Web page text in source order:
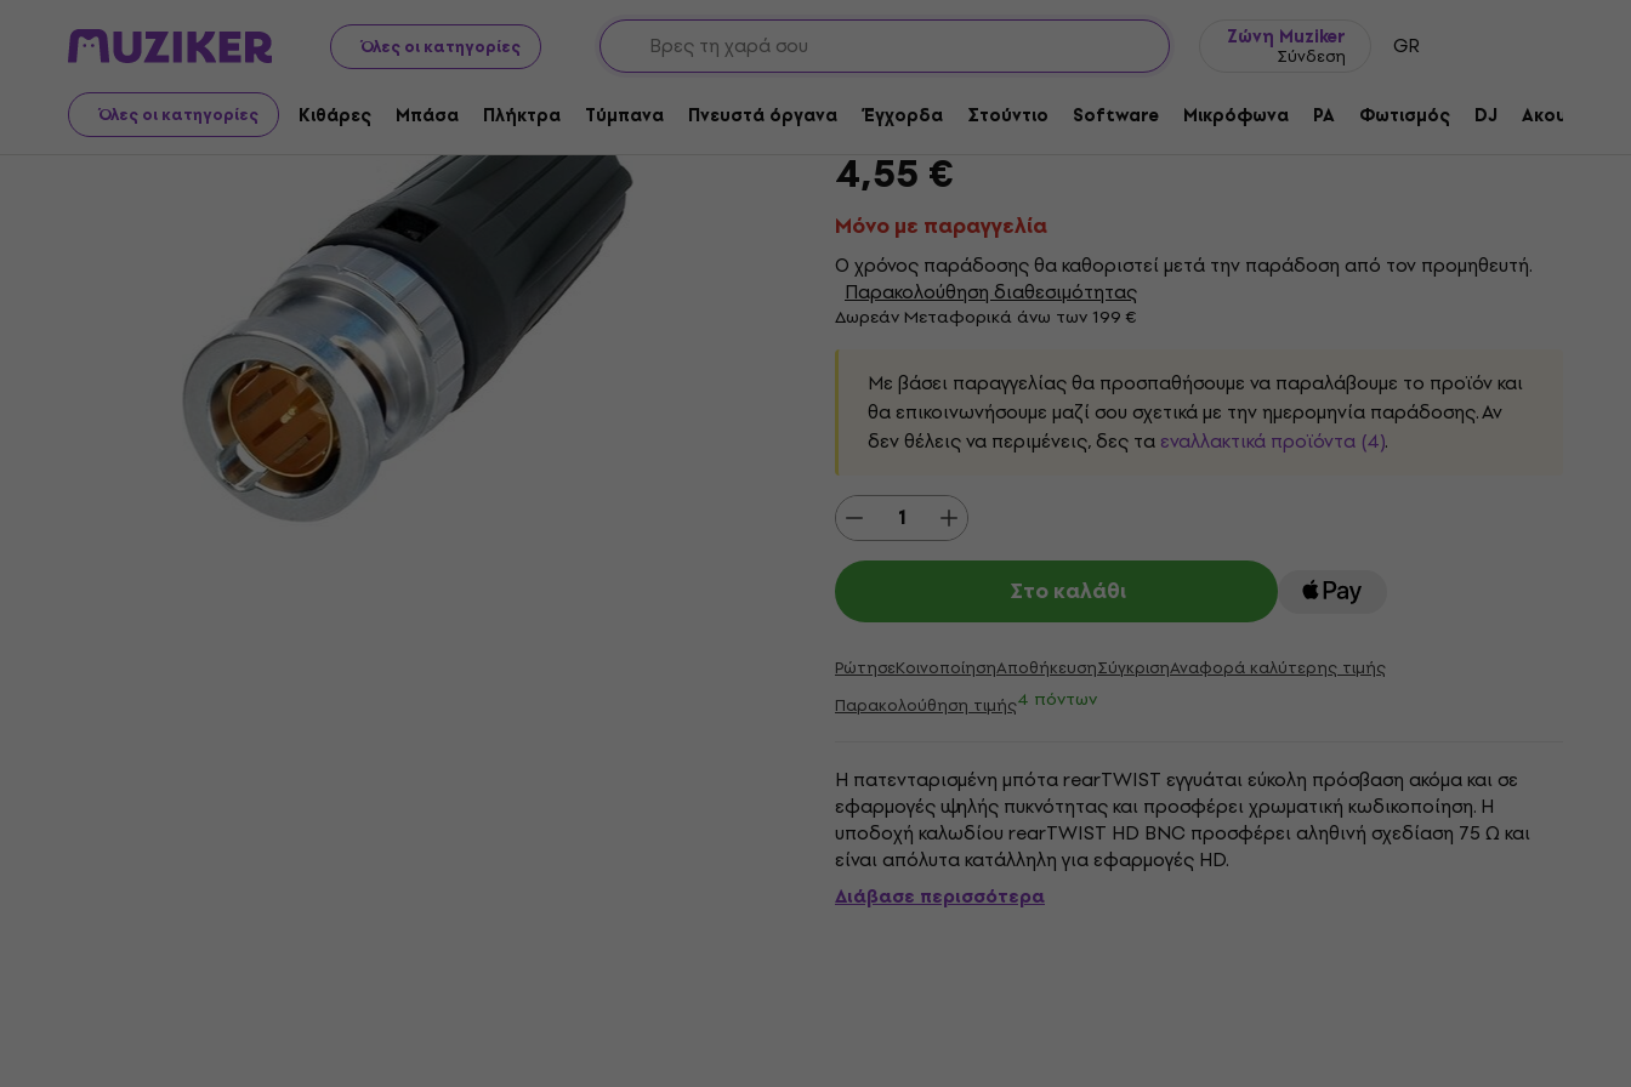
Όλες οι κατηγορίες
Ζώνη Muziker
Σύνδεση GR
Όλες οι κατηγορίες Κιθάρες Μπάσα Πλήκτρα Τύμπανα Πνευστά όργανα Έγχορδα Στούντιο Software Μικρόφωνα PA Φωτισμός DJ Ακουστικά
Μουσικά όργανα Αξεσουάρ Καλώδια, σύνδεσμοι και προσαρμογείς
Neutrik NBNC75BRU11-D Υποδοχή XLR
Μάρκα:Neutrik Κωδικός προϊόντος:1160911
4,55 €
Μόνο με παραγγελία
Ο χρόνος παράδοσης θα καθοριστεί μετά την παράδοση από τον προμηθευτή.
Παρακολούθηση διαθεσιμότητας
Δωρεάν Μεταφορικά άνω των 199 €
Με βάσει παραγγελίας θα προσπαθήσουμε να παραλάβουμε το προϊόν και
θα επικοινωνήσουμε μαζί σου σχετικά με την ημερομηνία παράδοσης. Αν
δεν θέλεις να περιμένεις, δες τα εναλλακτικά προϊόντα (4).
Στο καλάθι
ΡώτησεΚοινοποίησηΑποθήκευσηΣύγκρισηΑναφορά καλύτερης τιμής
Παρακολούθηση τιμής4 πόντων
Η πατενταρισμένη μπότα rearTWIST εγγυάται εύκολη πρόσβαση ακόμα και σε
εφαρμογές υψηλής πυκνότητας και προσφέρει χρωματική κωδικοποίηση. Η
υποδοχή καλωδίου rearTWIST HD BNC προσφέρει αληθινή σχεδίαση 75 Ω και
είναι απόλυτα κατάλληλη για εφαρμογές HD.
Διάβασε περισσότερα